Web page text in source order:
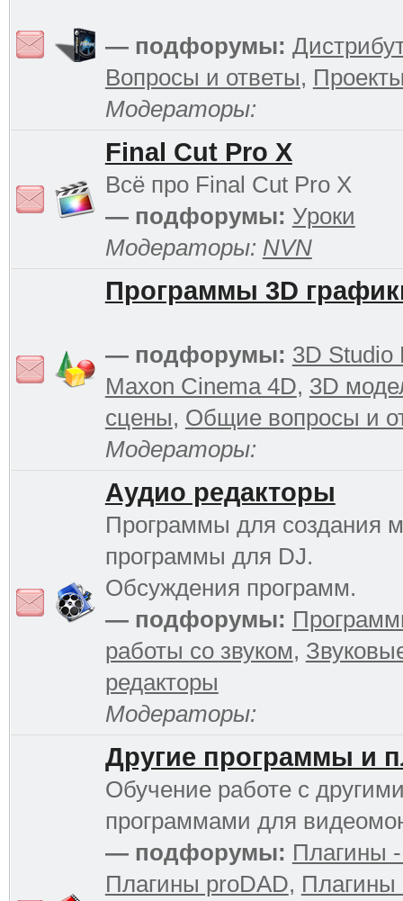
— подфорумы:
Вопросы и ответы,
Модераторы:
Final Cut Pro X
Всё про Final Cut Pro X
— подфорумы: Уроки
Модераторы: NVN
Программы 3D
— подфорумы: 3D Studio
Maxon Cinema 4D, 3D
сцены, Общие вопросы и
Модераторы:
Аудио редакторы
Программы для создания
программы для DJ.
Обсуждения программ.
— подфорумы:
работы со звуком,
редакторы
Модераторы:
Другие программы и
Обучение работе с
программами для
— подфорумы: Плагины
Плагины proDAD, Плагины